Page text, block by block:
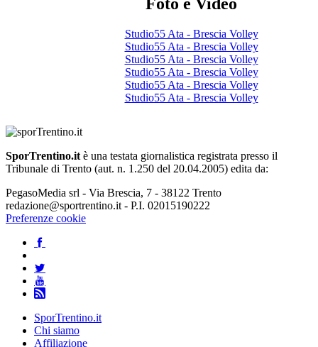
Foto e Video
Studio55 Ata - Brescia Volley
Studio55 Ata - Brescia Volley
Studio55 Ata - Brescia Volley
Studio55 Ata - Brescia Volley
Studio55 Ata - Brescia Volley
Studio55 Ata - Brescia Volley
SporTrentino.it è una testata giornalistica registrata presso il
Tribunale di Trento (aut. n. 1.250 del 20.04.2005) edita da:
PegasoMedia srl - Via Brescia, 7 - 38122 Trento
redazione@sportrentino.it - P.I. 02015190222
Preferenze cookie
SporTrentino.it
Chi siamo
Affiliazione